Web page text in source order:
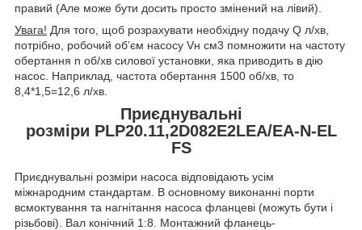
правий (Але може бути досить просто змінений на лівий).
Увага! Для того, щоб розрахувати необхідну подачу Q л/хв,
потрібно, робочий об’єм насосу Vн см3 помножити на частоту
обертання n об/хв силової установки, яка приводить в дію
насос. Наприклад, частота обертання 1500 об/хв, то
8,4*1,5=12,6 л/хв.
Приєднувальні
розміри PLP20.11,2D082E2LEA/EA-N-EL
FS
Приєднувальні розміри насоса відповідають усім
міжнародним стандартам. В основному виконанні порти
всмоктування та нагнітання насоса фланцеві (можуть бути і
різьбові). Вал конічний 1:8. Монтажний фланець-